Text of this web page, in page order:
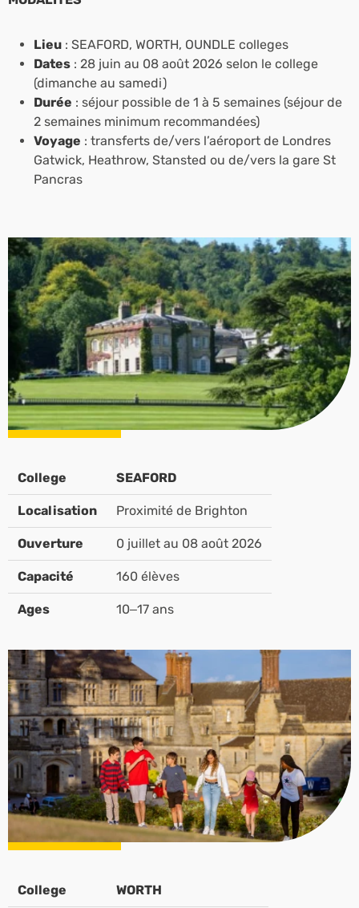
Lieu : SEAFORD, WORTH, OUNDLE colleges
Dates : 28 juin au 08 août 2026 selon le college
(dimanche au samedi)
Durée : séjour possible de 1 à 5 semaines (séjour de
2 semaines minimum recommandées)
Voyage : transferts de/vers l’aéroport de Londres
Gatwick, Heathrow, Stansted ou de/vers la gare St
Pancras
College SEAFORD
Localisation Proximité de Brighton
Ouverture 0 juillet au 08 août 2026
Capacité 160 élèves
Ages 10–17 ans
College WORTH